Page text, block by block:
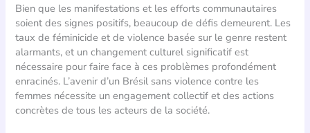
Bien que les manifestations et les efforts communautaires
soient des signes positifs, beaucoup de défis demeurent. Les
taux de féminicide et de violence basée sur le genre restent
alarmants, et un changement culturel significatif est
nécessaire pour faire face à ces problèmes profondément
enracinés. L’avenir d’un Brésil sans violence contre les
femmes nécessite un engagement collectif et des actions
concrètes de tous les acteurs de la société.